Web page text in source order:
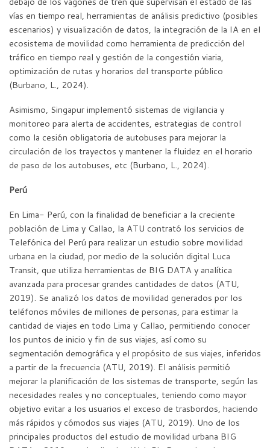
vías en tiempo real, herramientas de análisis predictivo (posibles
escenarios) y visualización de datos, la integración de la IA en el
ecosistema de movilidad como herramienta de predicción del
tráfico en tiempo real y gestión de la congestión viaria,
optimización de rutas y horarios del transporte público
(Burbano, L., 2024).
Asimismo, Singapur implementó sistemas de vigilancia y
monitoreo para alerta de accidentes, estrategias de control
como la cesión obligatoria de autobuses para mejorar la
circulación de los trayectos y mantener la fluidez en el horario
de paso de los autobuses, etc (Burbano, L., 2024).
Perú
En Lima- Perú, con la finalidad de beneficiar a la creciente
población de Lima y Callao, la ATU contrató los servicios de
Telefónica del Perú para realizar un estudio sobre movilidad
urbana en la ciudad, por medio de la solución digital Luca
Transit, que utiliza herramientas de BIG DATA y analítica
avanzada para procesar grandes cantidades de datos (ATU,
2019). Se analizó los datos de movilidad generados por los
teléfonos móviles de millones de personas, para estimar la
cantidad de viajes en todo Lima y Callao, permitiendo conocer
los puntos de inicio y fin de sus viajes, así como su
segmentación demográfica y el propósito de sus viajes, inferidos
a partir de la frecuencia (ATU, 2019). El análisis permitió
mejorar la planificación de los sistemas de transporte, según las
necesidades reales y no conceptuales, teniendo como mayor
objetivo evitar a los usuarios el exceso de trasbordos, haciendo
más rápidos y cómodos sus viajes (ATU, 2019). Uno de los
principales productos del estudio de movilidad urbana BIG